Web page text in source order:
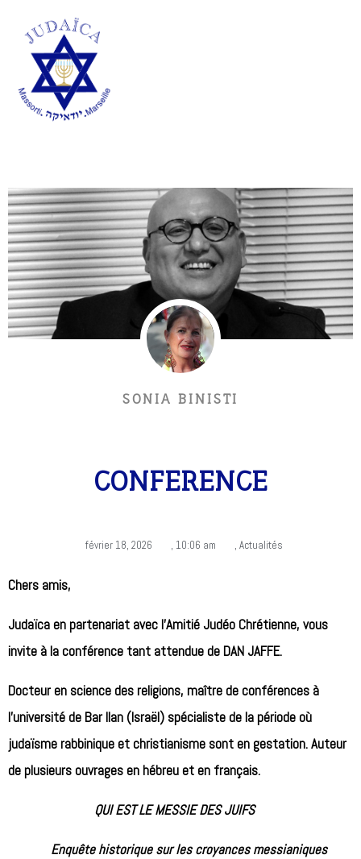
SONIA BINISTI
CONFERENCE
février 18, 2026 , 10:06 am , Actualités
Chers amis,
Judaïca en partenariat avec l’Amitié Judéo Chrétienne, vous
invite à laconférence tant attendue de DAN JAFFE.
Docteur en science des religions, maître de conférences à
l’université de Bar Ilan (Israël) spécialiste de la période où
judaïsme rabbinique et christianisme sont en gestation. Auteur
de plusieurs ouvrages en hébreu et en français.
QUI EST LE MESSIE DES JUIFS
Enquête historique sur les croyances messianiques